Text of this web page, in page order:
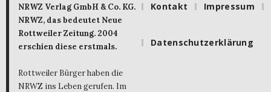
NRWZ Verlag GmbH & Co. KG.
NRWZ, das bedeutet Neue
Rottweiler Zeitung. 2004
erschien diese erstmals.
Rottweiler Bürger haben die
NRWZ ins Leben gerufen. Im
Kontakt Impressum
Datenschutzerklärung